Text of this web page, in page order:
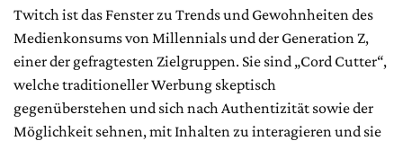
Twitch ist das Fenster zu Trends und Gewohnheiten des
Medienkonsums von Millennials und der Generation Z,
einer der gefragtesten Zielgruppen. Sie sind „Cord Cutter“,
welche traditioneller Werbung skeptisch
gegenüberstehen und sich nach Authentizität sowie der
Möglichkeit sehnen, mit Inhalten zu interagieren und sie